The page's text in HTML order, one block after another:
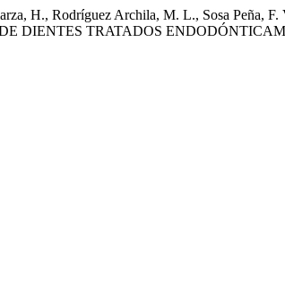
H., Rodríguez Archila, M. L., Sosa
DIENTES TRATADOS